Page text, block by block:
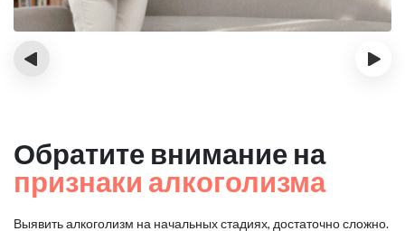
‹ ›
Обратите внимание на
признаки алкоголизма
Выявить алкоголизм на начальных стадиях, достаточно сложно.